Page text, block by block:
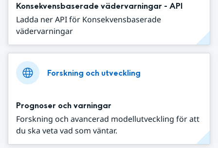
Konsekvensbaserade vädervarningar - API
Ladda ner API för Konsekvensbaserade
vädervarningar
Forskning och utveckling
Prognoser och varningar
Forskning och avancerad modellutveckling för att
du ska veta vad som väntar.